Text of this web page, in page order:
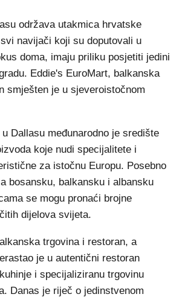
održava utakmica hrvatske
navijači koji su doputovali u
doma, imaju priliku posjetiti jedini
Eddie's EuroMart, balkanska
smješten je u sjeveroistočnom
Dallasu međunarodno je središte
koje nudi specijalitete i
za istočnu Europu. Posebno
bosansku, balkansku i albansku
se mogu pronaći brojne
dijelova svijeta.
trgovina i restoran, a
je u autentični restoran
i specijaliziranu trgovinu
Danas je riječ o jedinstvenom